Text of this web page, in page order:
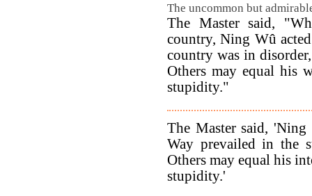
The uncommon but
The Master said,
country, Ning Wû
country was in
Others may equal his
stupidity."
The Master said,
Way prevailed in the
Others may equal his
stupidity.'